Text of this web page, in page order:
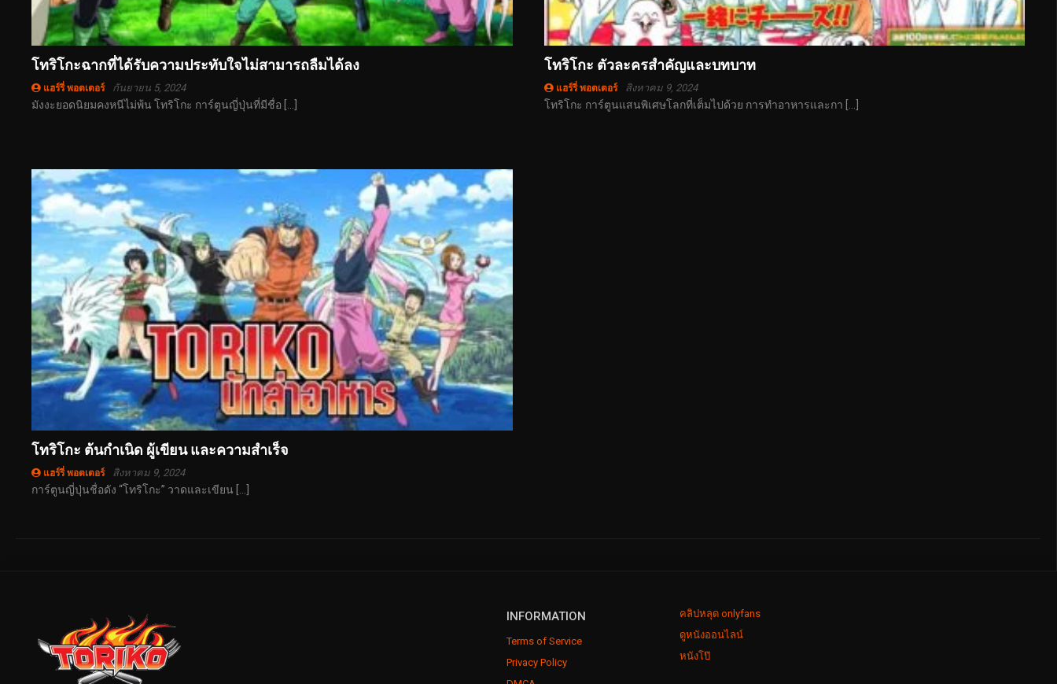
โทริโกะฉากที่ได้รับความประทับใจไม่สามารถลืมได้ลง
แฮร์รี่ พอตเตอร์ กันยายน 5, 2024
มังงะยอดนิยมคงหนีไม่พ้น โทริโกะ การ์ตูนญี่ปุ่นที่มีชื่อ […]
โทริโกะ ตัวละครสำคัญและบทบาท
แฮร์รี่ พอตเตอร์ สิงหาคม 9, 2024
โทริโกะ การ์ตูนแสนพิเศษโลกที่เต็มไปด้วย การทำอาหารและกา […]
โทริโกะ ต้นกำเนิด ผู้เขียน และความสำเร็จ
แฮร์รี่ พอตเตอร์ สิงหาคม 9, 2024
การ์ตูนญี่ปุ่นชื่อดัง “โทริโกะ” วาดและเขียน […]
INFORMATION
Terms of Service
Privacy Policy
คลิปหลุด onlyfans
ดูหนังออนไลน์
หนังโป๊